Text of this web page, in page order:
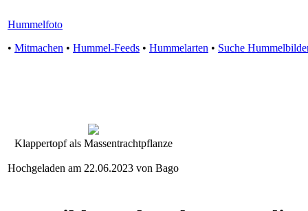
Hummelfoto
• Mitmachen • Hummel-Feeds • Hummelarten • Suche
Klappertopf als Massentrachtpflanze
Hochgeladen am 22.06.2023 von Bago